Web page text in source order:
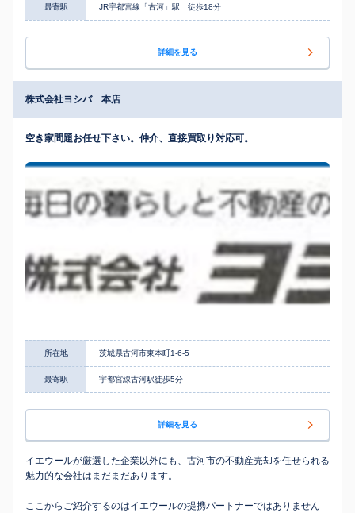
最寄駅 JR宇都宮線「古河」駅 徒歩18分
詳細を見る
株式会社ヨシバ 本店
空き家問題お任せ下さい。仲介、直接買取り対応可。
所在地 茨城県古河市東本町1-6-5
最寄駅 宇都宮線古河駅徒歩5分
詳細を見る
イエウールが厳選した企業以外にも、古河市の不動産売却を任せられる
魅力的な会社はまだまだあります。
ここからご紹介するのはイエウールの提携パートナーではありません